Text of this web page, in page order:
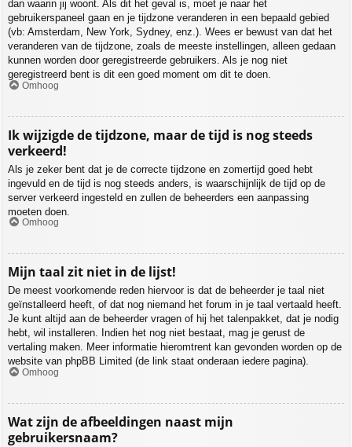
dan waarin jij woont. Als dit het geval is, moet je naar het
gebruikerspaneel gaan en je tijdzone veranderen in een bepaald gebied
(vb: Amsterdam, New York, Sydney, enz.). Wees er bewust van dat het
veranderen van de tijdzone, zoals de meeste instellingen, alleen gedaan
kunnen worden door geregistreerde gebruikers. Als je nog niet
geregistreerd bent is dit een goed moment om dit te doen.
Omhoog
Ik wijzigde de tijdzone, maar de tijd is nog steeds
verkeerd!
Als je zeker bent dat je de correcte tijdzone en zomertijd goed hebt
ingevuld en de tijd is nog steeds anders, is waarschijnlijk de tijd op de
server verkeerd ingesteld en zullen de beheerders een aanpassing
moeten doen.
Omhoog
Mijn taal zit niet in de lijst!
De meest voorkomende reden hiervoor is dat de beheerder je taal niet
geïnstalleerd heeft, of dat nog niemand het forum in je taal vertaald heeft.
Je kunt altijd aan de beheerder vragen of hij het talenpakket, dat je nodig
hebt, wil installeren. Indien het nog niet bestaat, mag je gerust de
vertaling maken. Meer informatie hieromtrent kan gevonden worden op de
website van phpBB Limited (de link staat onderaan iedere pagina).
Omhoog
Wat zijn de afbeeldingen naast mijn
gebruikersnaam?